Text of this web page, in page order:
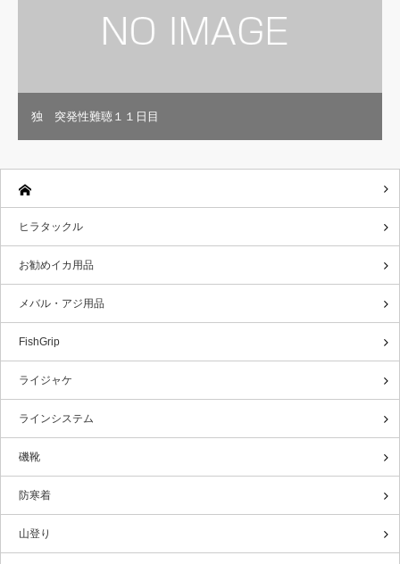
独 突発性難聴１１日目
ヒラタックル
お勧めイカ用品
メバル・アジ用品
FishGrip
ライジャケ
ラインシステム
磯靴
防寒着
山登り